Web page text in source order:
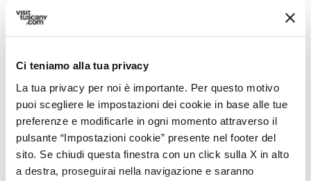
Ci teniamo alla tua privacy
La tua privacy per noi è importante. Per questo motivo
puoi scegliere le impostazioni dei cookie in base alle tue
preferenze e modificarle in ogni momento attraverso il
pulsante “Impostazioni cookie” presente nel footer del
sito. Se chiudi questa finestra con un click sulla X in alto
a destra, proseguirai nella navigazione e saranno
Parcheggio
family_restroom Servizi per famiglie
Giochi per bambini
pets Animali ammessi (Pet friendly)